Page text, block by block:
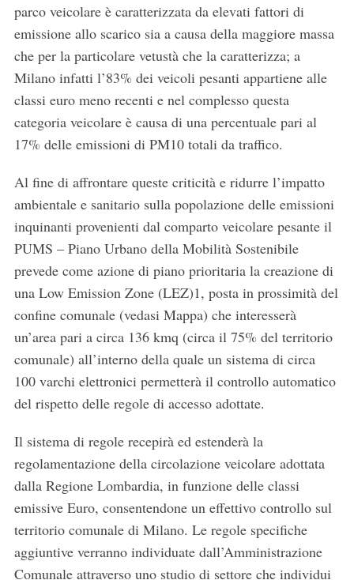
parco veicolare è caratterizzata da elevati fattori di
emissione allo scarico sia a causa della maggiore massa
che per la particolare vetustà che la caratterizza; a
Milano infatti l’83% dei veicoli pesanti appartiene alle
classi euro meno recenti e nel complesso questa
categoria veicolare è causa di una percentuale pari al
17% delle emissioni di PM10 totali da traffico.
Al fine di affrontare queste criticità e ridurre l’impatto
ambientale e sanitario sulla popolazione delle emissioni
inquinanti provenienti dal comparto veicolare pesante il
PUMS – Piano Urbano della Mobilità Sostenibile
prevede come azione di piano prioritaria la creazione di
una Low Emission Zone (LEZ)1, posta in prossimità del
confine comunale (vedasi Mappa) che interesserà
un’area pari a circa 136 kmq (circa il 75% del territorio
comunale) all’interno della quale un sistema di circa
100 varchi elettronici permetterà il controllo automatico
del rispetto delle regole di accesso adottate.
Il sistema di regole recepirà ed estenderà la
regolamentazione della circolazione veicolare adottata
dalla Regione Lombardia, in funzione delle classi
emissive Euro, consentendone un effettivo controllo sul
territorio comunale di Milano. Le regole specifiche
aggiuntive verranno individuate dall’Amministrazione
Comunale attraverso uno studio di settore che individui